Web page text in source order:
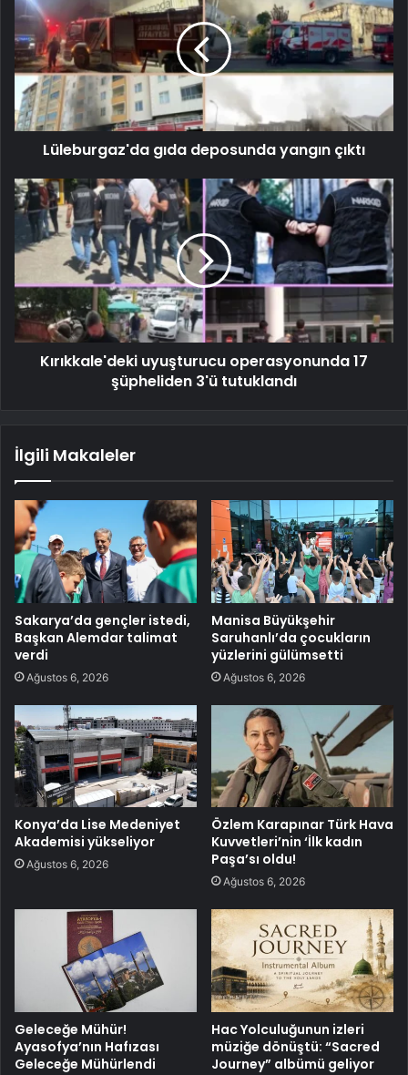
Lüleburgaz'da gıda deposunda yangın çıktı
Kırıkkale'deki uyuşturucu operasyonunda 17
şüpheliden 3'ü tutuklandı
İlgili Makaleler
Sakarya’da gençler istedi,
Başkan Alemdar talimat
verdi
Ağustos 6, 2026
Manisa Büyükşehir
Saruhanlı’da çocukların
yüzlerini gülümsetti
Ağustos 6, 2026
Konya’da Lise Medeniyet
Akademisi yükseliyor
Ağustos 6, 2026
Özlem Karapınar Türk Hava
Kuvvetleri’nin ‘İlk kadın
Paşa’sı oldu!
Ağustos 6, 2026
Geleceğe Mühür!
Ayasofya’nın Hafızası
Geleceğe Mühürlendi
Hac Yolculuğunun izleri
müziğe dönüştü: “Sacred
Journey” albümü geliyor